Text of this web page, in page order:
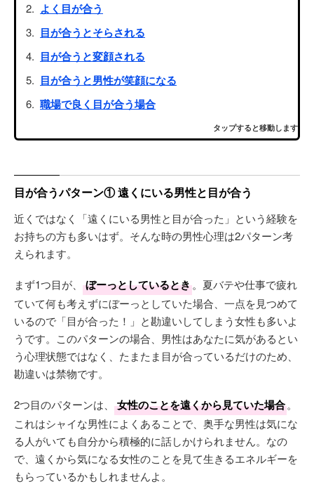
よく目が合う
目が合うとそらされる
目が合うと変顔される
目が合うと男性が笑顔になる
職場で良く目が合う場合
タップすると移動します
目が合うパターン① 遠くにいる男性と目が合う
近くではなく「遠くにいる男性と目が合った」という経験を
お持ちの方も多いはず。そんな時の男性心理は2パターン考
えられます。
まず1つ目が、 ぼーっとしているとき。夏バテや仕事で疲れ
ていて何も考えずにぼーっとしていた場合、一点を見つめて
いるので「目が合った！」と勘違いしてしまう女性も多いよ
うです。このパターンの場合、男性はあなたに気があるとい
う心理状態ではなく、たまたま目が合っているだけのため、
勘違いは禁物です。
2つ目のパターンは、 女性のことを遠くから見ていた場合。
これはシャイな男性によくあることで、奥手な男性は気にな
る人がいても自分から積極的に話しかけられません。なの
で、遠くから気になる女性のことを見て生きるエネルギーを
もらっているかもしれませんよ。